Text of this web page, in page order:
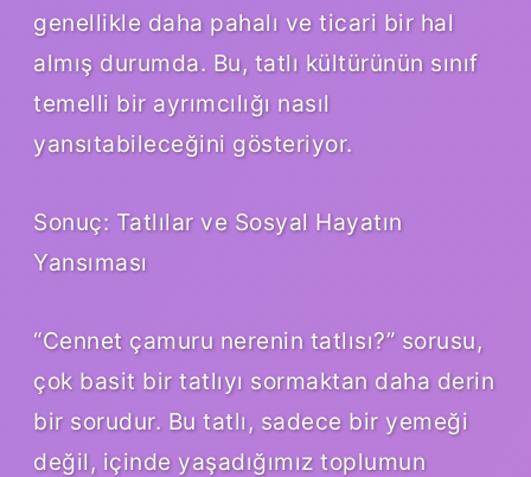
genellikle daha pahalı ve ticari bir hal
almış durumda. Bu, tatlı kültürünün sınıf
temelli bir ayrımcılığı nasıl
yansıtabileceğini gösteriyor.
Sonuç: Tatlılar ve Sosyal Hayatın
Yansıması
“Cennet çamuru nerenin tatlısı?” sorusu,
çok basit bir tatlıyı sormaktan daha derin
bir sorudur. Bu tatlı, sadece bir yemeği
değil, içinde yaşadığımız toplumun